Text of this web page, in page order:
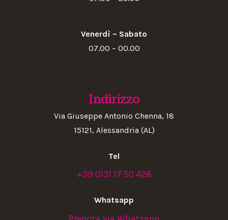
Venerdì – Sabato
07.00 – 00.00
Indirizzo
Via Giuseppe Antonio Chenna, 18
15121, Alessandria (AL)
Tel
+39 0131 17 50 428
Whatsapp